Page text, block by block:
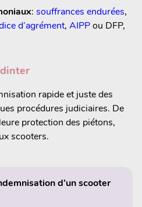
: souffrances endurées,
d’agrément, AIPPou DFP,
rapide et juste des
procédures judiciaires. De
protection des piétons,
scooters.
d’un scooter